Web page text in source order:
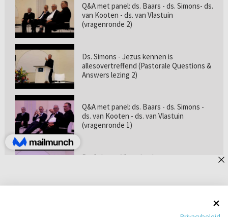
Q&A met panel: ds. Baars - ds. Simons- ds.
van Kooten - ds. van Vlastuin
(vragenronde 2)
Ds. Simons - Jezus kennen is
allesovertreffend (Pastorale Questions &
Answers lezing 2)
Q&A met panel: ds. Baars - ds. Simons -
ds. van Kooten - ds. van Vlastuin
(vragenronde 1)
Prof. dr. van Vlastuin - Is